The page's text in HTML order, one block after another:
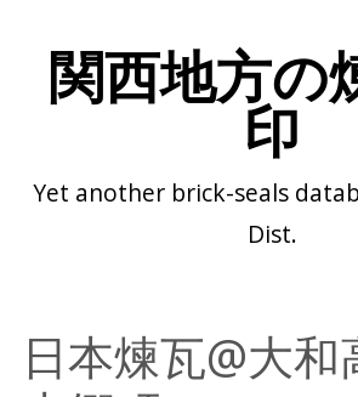
関西地方の
印
Yet another brick-seals
Dist.
日本煉瓦@大和